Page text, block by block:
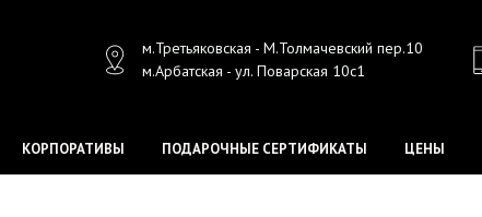
м.Третьяковская - М.Толмачевский пер.10
м.Арбатская - ул. Поварская 10с1
КОРПОРАТИВЫ ПОДАРОЧНЫЕ СЕРТИФИКАТЫ ЦЕНЫ